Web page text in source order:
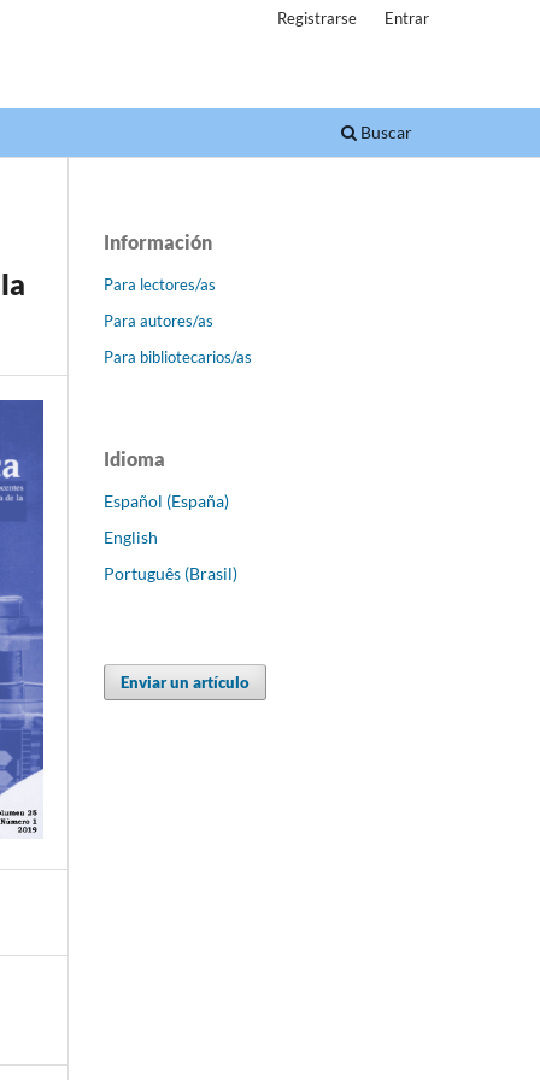
Buscar
Registrarse Entrar
Información
Para lectores/as
Para autores/as
Para bibliotecarios/as
Idioma
Español (España)
English
Português (Brasil)
Enviar un artículo